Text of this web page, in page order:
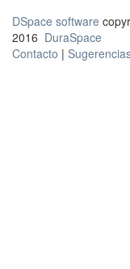
DSpace software
2016 DuraSpace
Contacto |